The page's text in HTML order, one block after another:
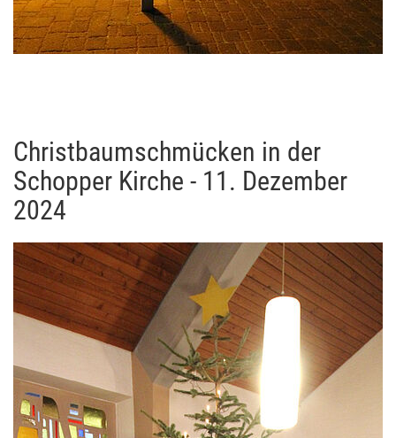
Christbaumschmücken in der
Schopper Kirche - 11. Dezember
2024